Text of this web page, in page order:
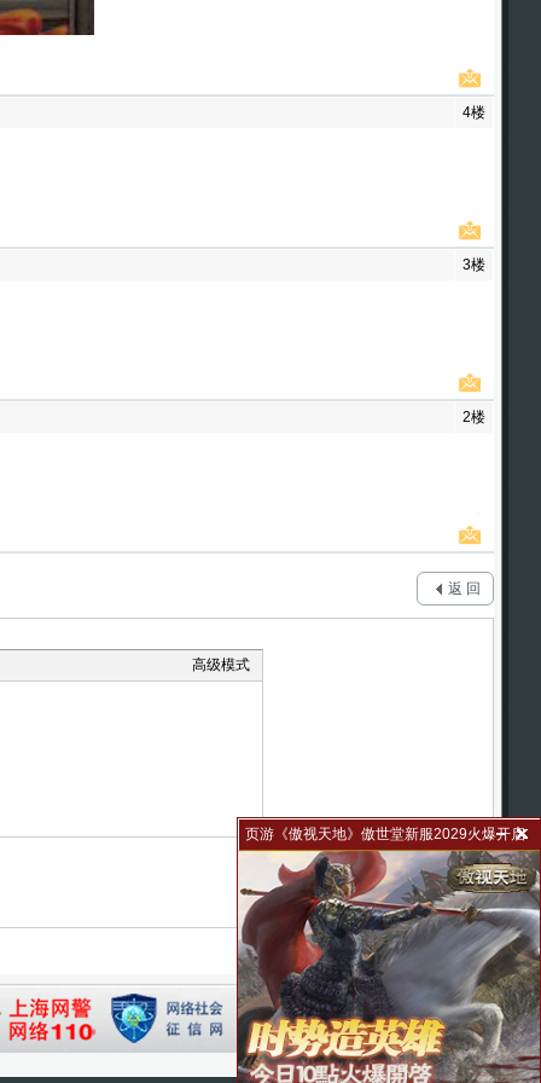
4楼
3楼
2楼
返 回
高级模式
31010102002502
页游《傲视天地》傲世堂新服2029火爆开启